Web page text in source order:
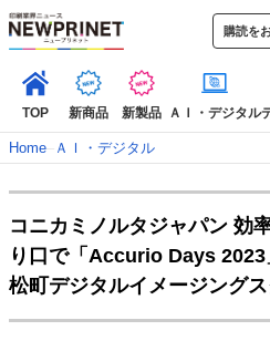
購読を
TOP 新商品 新製品 ＡＩ・デジタル
カテ
新商品
Home– ＡＩ・デジタル
コニカミノルタジャパン 効
り口で「Accurio Days
松町デジタルイメージング